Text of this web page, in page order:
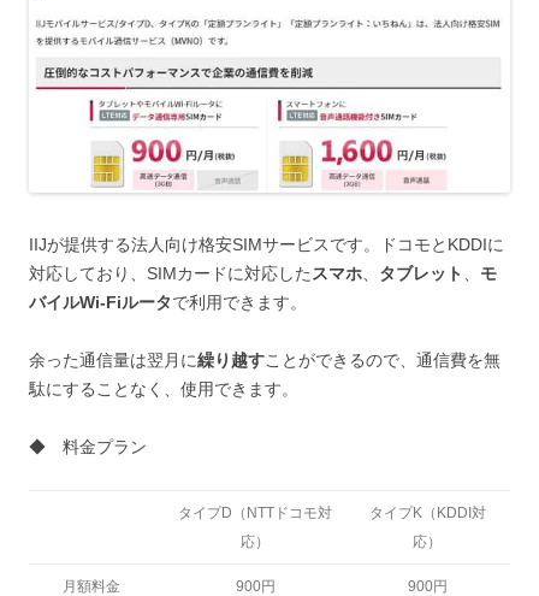
IIJが提供する法人向け格安SIMサービスです。ドコモとKDDIに
対応しており、SIMカードに対応した スマホ タブレット
モ
バイルWi-Fiルータで利用できます。
余った通信量は翌月に繰り越すことができるので、通信費を無
駄にすることなく、使用できます。
◆ 料金プラン
タイプD（NTTドコモ対
応）
タイプK（KDDI対
応）
月額料金 900円 900円